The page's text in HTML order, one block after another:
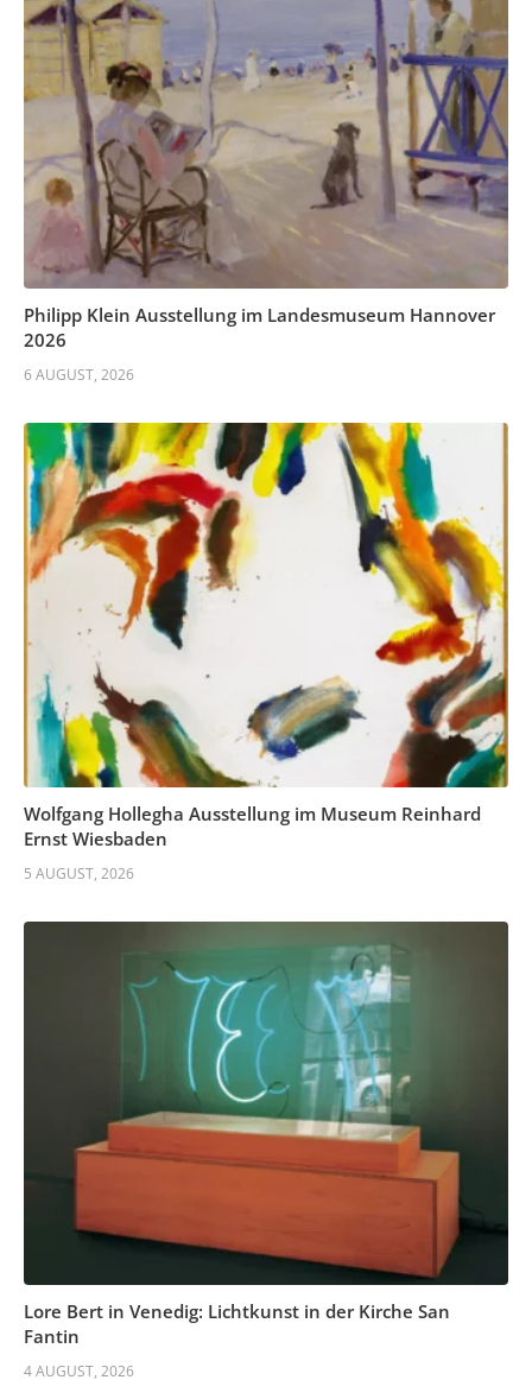
Philipp Klein Ausstellung im Landesmuseum Hannover
2026
6 AUGUST, 2026
Wolfgang Hollegha Ausstellung im Museum Reinhard
Ernst Wiesbaden
5 AUGUST, 2026
Lore Bert in Venedig: Lichtkunst in der Kirche San
Fantin
4 AUGUST, 2026